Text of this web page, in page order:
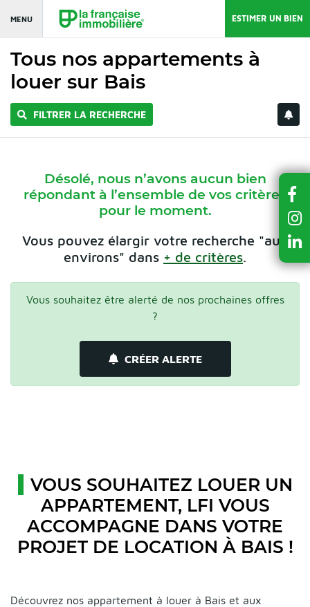
MENU ESTIMER UN BIEN
Tous nos appartements à
louer sur Bais
FILTRER LA RECHERCHE
Désolé, nous n’avons aucun bien
répondant à l’ensemble de vos critères
pour le moment.
Vous pouvez élargir votre recherche "aux
environs" dans + de critères.
Vous souhaitez être alerté de nos prochaines offres
?
CRÉER ALERTE
VOUS SOUHAITEZ LOUER UN
APPARTEMENT, LFI VOUS
ACCOMPAGNE DANS VOTRE
PROJET DE LOCATION À BAIS !
Découvrez nos appartement à louer à Bais et aux